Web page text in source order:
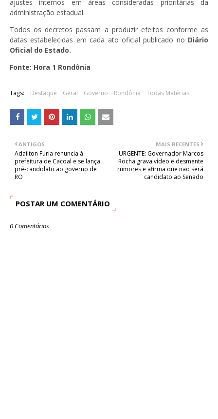
ajustes internos em áreas consideradas prioritárias da
administração estadual.
Todos os decretos passam a produzir efeitos conforme as
datas estabelecidas em cada ato oficial publicado no Diário
Oficial do Estado.
Fonte: Hora 1 Rondônia
Tags: Destaque Geral Governo Rondônia Todas Matérias
MAIS RECENTES
URGENTE: Governador Marcos
Rocha grava vídeo e desmente
rumores e afirma que não será
candidato ao Senado
ANTIGOS
Adailton Fúria renuncia à
prefeitura de Cacoal e se lança
pré-candidato ao governo de
RO
POSTAR UM COMENTÁRIO
0 Comentários